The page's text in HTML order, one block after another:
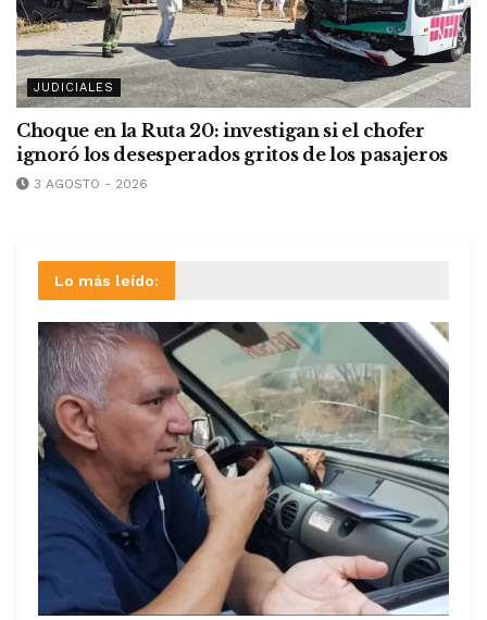
JUDICIALES
Choque en la Ruta 20: investigan si el chofer
ignoró los desesperados gritos de los pasajeros
3 AGOSTO - 2026
Lo más leído: